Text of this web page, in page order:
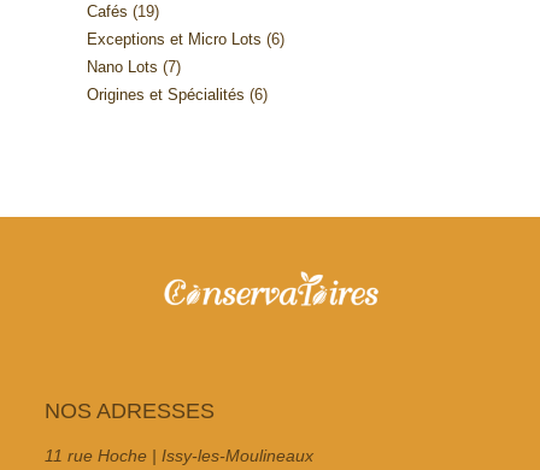
Cafés 1919
produits
Exceptions et Micro Lots 66
Nano Lots 77
produits
Origines et Spécialités 66
NOS ADRESSES
11 rue Hoche | Issy-les-Moulineaux